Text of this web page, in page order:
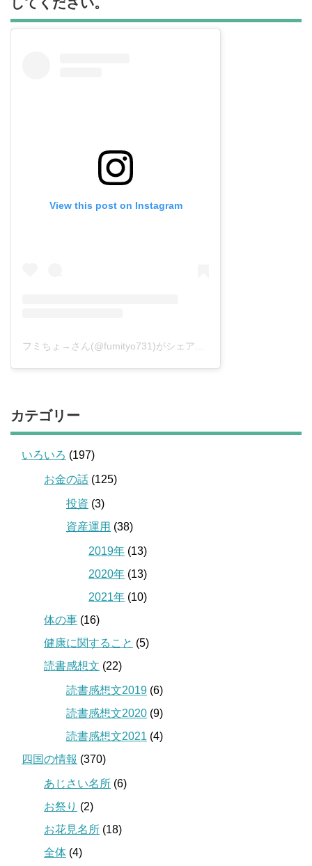
してください。
View this post on Instagram
カテゴリー
いろいろ (197)
お金の話 (125)
投資 (3)
資産運用 (38)
2019年 (13)
2020年 (13)
2021年 (10)
体の事 (16)
健康に関すること (5)
読書感想文 (22)
読書感想文2019 (6)
読書感想文2020 (9)
読書感想文2021 (4)
四国の情報 (370)
あじさい名所 (6)
お祭り (2)
お花見名所 (18)
全体 (4)